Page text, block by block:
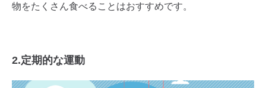
物をたくさん食べることはおすすめです。
2.定期的な運動